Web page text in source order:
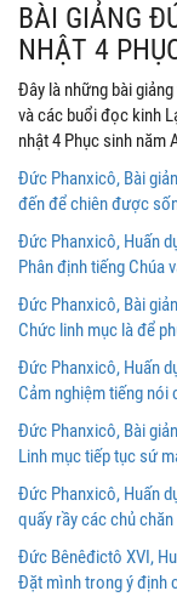
BÀI GIẢNG
NHẬT 4
Đây là những bài
và các buổi đọc kinh
nhật 4 Phục sinh năm
Đức Phanxicô, Bài
đến để chiên được
Đức Phanxicô, Huấn
Phân định tiếng Chúa
Đức Phanxicô, Bài
Chức linh mục là để
Đức Phanxicô, Huấn
Cảm nghiệm tiếng
Đức Phanxicô, Bài
Linh mục tiếp tục sứ
Đức Phanxicô, Huấn
quấy rầy các chủ chăn
Đức Bênêđictô XVI,
Đặt mình trong ý định